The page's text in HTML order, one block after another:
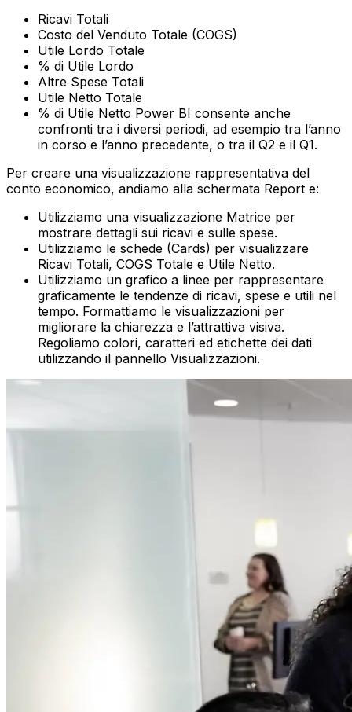
Ricavi Totali
Costo del Venduto Totale (COGS)
Utile Lordo Totale
% di Utile Lordo
Altre Spese Totali
Utile Netto Totale
% di Utile Netto‍ Power BI consente anche
confronti tra i diversi periodi, ad esempio tra l’anno
in corso e l’anno precedente, o tra il Q2 e il Q1.
Per creare una visualizzazione rappresentativa del
conto economico, andiamo alla schermata Report e:
Utilizziamo una visualizzazione Matrice per
mostrare dettagli sui ricavi e sulle spese.
Utilizziamo le schede (Cards) per visualizzare
Ricavi Totali, COGS Totale e Utile Netto.
Utilizziamo un grafico a linee per rappresentare
graficamente le tendenze di ricavi, spese e utili nel
tempo.‍ Formattiamo le visualizzazioni per
migliorare la chiarezza e l’attrattiva visiva.
Regoliamo colori, caratteri ed etichette dei dati
utilizzando il pannello Visualizzazioni.